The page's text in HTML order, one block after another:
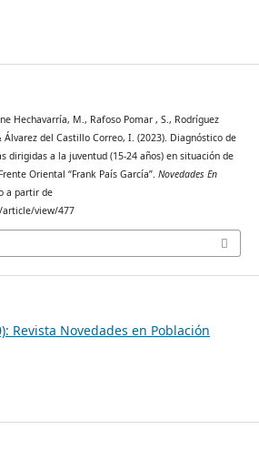
Hechavarría, M., Rafoso Pomar , S., Rodríguez
Álvarez del Castillo Correo, I. (2023). Diagnóstico de
dirigidas a la juventud (15-24 años) en situación de
Oriental “Frank País García”. Novedades En
a partir de
article/view/477
Revista Novedades en Población